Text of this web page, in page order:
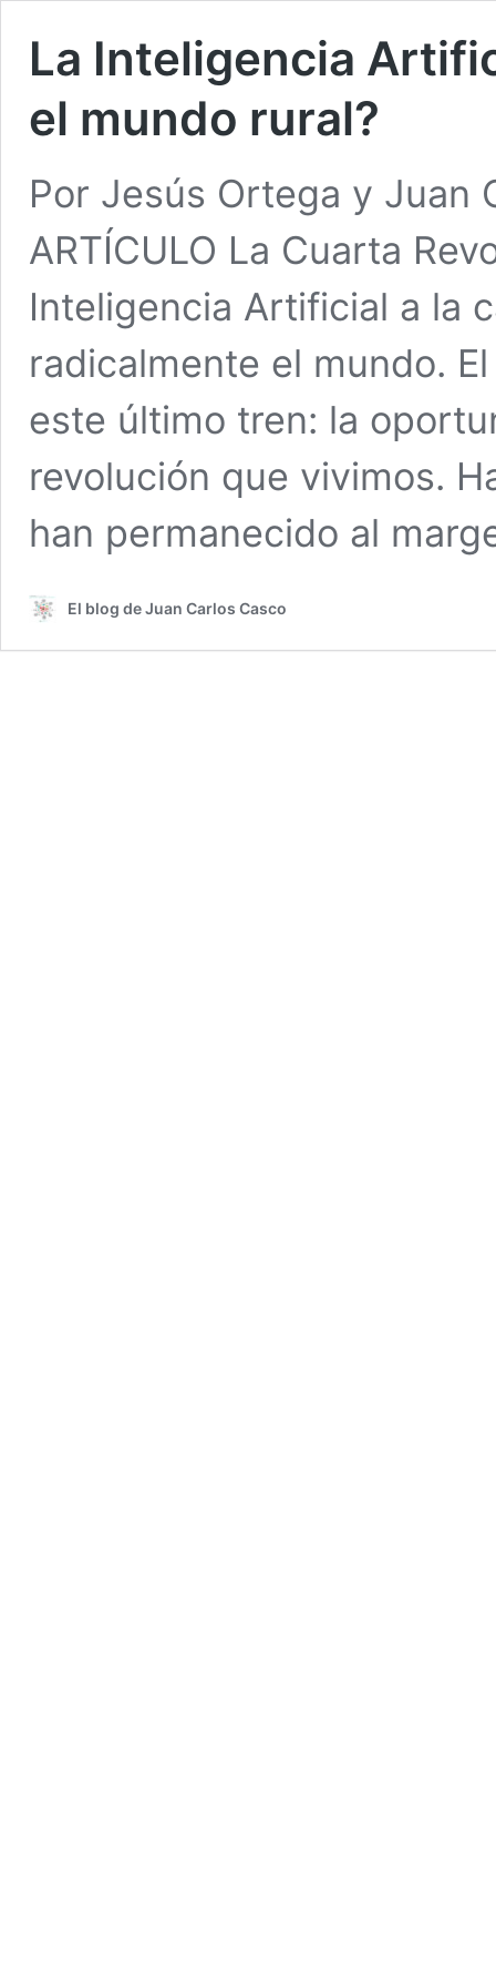
La Inteligencia
el mundo rural?
Por Jesús Ortega y Juan
ARTÍCULO La Cuarta
Inteligencia Artificial a la
radicalmente el mundo.
este último tren: la
revolución que vivimos.
han permanecido al
El blog de Juan Carlos Casco